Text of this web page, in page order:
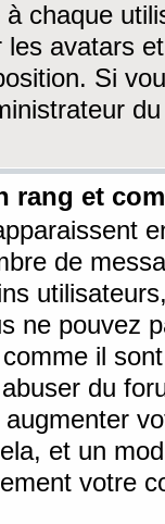
chaque
les avatars
Si
rang et
de
ne pouvez
il
du
et un
votre